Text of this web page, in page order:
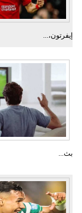
إيفرتون،...
بث...